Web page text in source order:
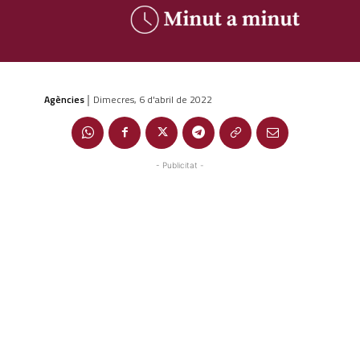
Agències | Dimecres, 6 d'abril de 2022
- Publicitat -